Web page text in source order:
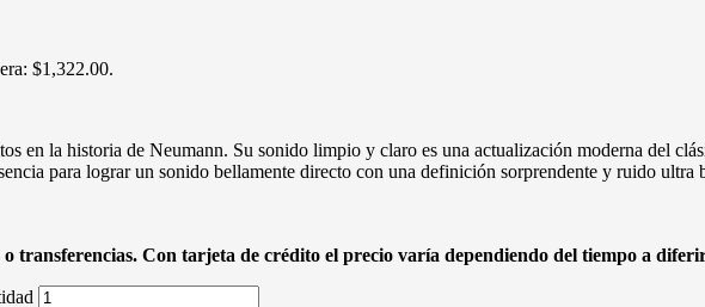
$1,322.00.
en la historia de Neumann. Su sonido limpio y claro es una actualización moderna del
para lograr un sonido bellamente directo con una definición sorprendente y ruido
transferencias. Con tarjeta de crédito el precio varía dependiendo del tiempo a